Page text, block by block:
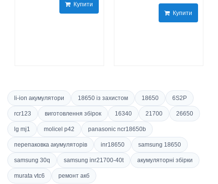
Купити
Купити
li-ion акумулятори 18650 із захистом 18650 6S2P
rcr123 виготовлення збірок 16340 21700 26650
lg mj1 molicel p42 panasonic ncr18650b
перепаковка акумуляторів inr18650 samsung 18650
samsung 30q samsung inr21700-40t акумуляторні збірки
murata vtc6 ремонт акб